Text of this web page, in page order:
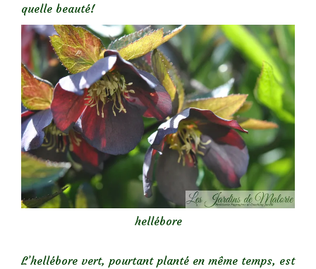
quelle beauté!
hellébore
L’hellébore vert, pourtant planté en même temps, est